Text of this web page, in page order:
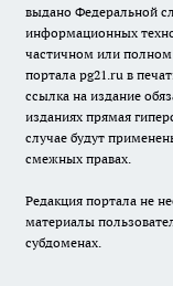
выдано Федеральной
информационных
частичном или полном
портала pg21.ru в
ссылка на издание
изданиях прямая
случае будут
смежных правах.
Редакция портала не
материалы
субдоменах.